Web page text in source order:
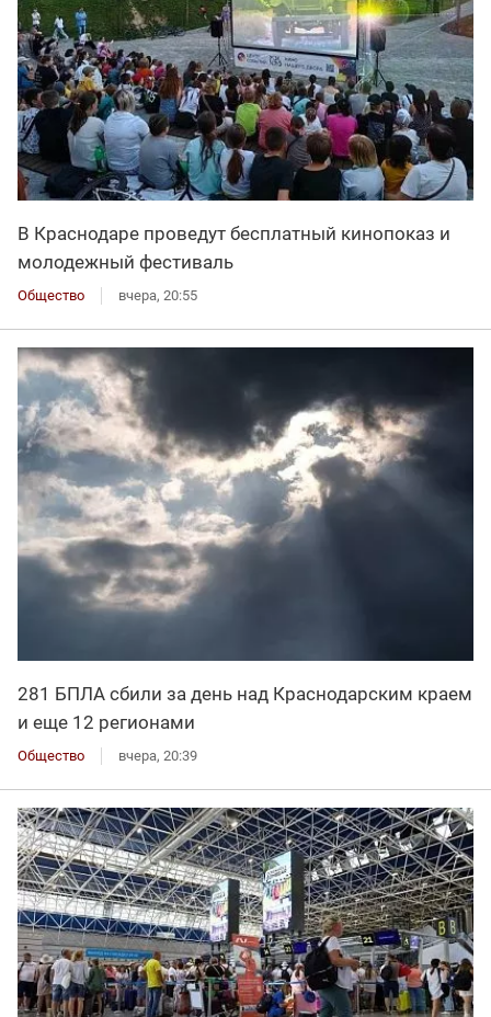
В Краснодаре проведут бесплатный кинопоказ и
молодежный фестиваль
Общество вчера, 20:55
281 БПЛА сбили за день над Краснодарским краем
и еще 12 регионами
Общество вчера, 20:39